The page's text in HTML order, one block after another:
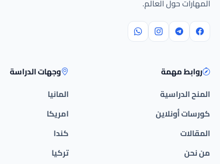
المهارات حول العالم.
روابط مهمة
المنح الدراسية
كورسات أونلاين
المقالات
من نحن
وجهات الدراسة
المانيا
امريكا
كندا
تركيا